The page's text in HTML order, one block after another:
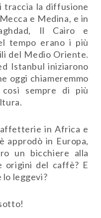
traccia la diffusione
e Medina, e in
Il Cairo e
tempo erano i più
del Medio Oriente.
Istanbul iniziarono
oggi chiameremmo
sempre di più
in Africa e
approdò in Europa,
un bicchiere alla
origini del caffè? E
lo leggevi?